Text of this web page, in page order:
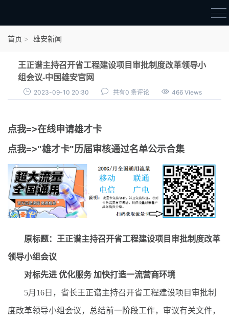
审核通过公示
首页 雄安新闻
王正谱主持召开省工程建设项目审批制度改革领导小
组会议-中国雄安官网
2023-09-10 20:30 共有0 条评论 466 Views
点我=>在线申请雄才卡
点我=>"雄才卡"历届审核通过名单公示合集
原标题：王正谱主持召开省工程建设项目审批制度改革
领导小组会议
对标先进 优化服务 加快打造一流营商环境
5月16日，省长王正谱主持召开省工程建设项目审批制
度改革领导小组会议，总结前一阶段工作，审议有关文件，